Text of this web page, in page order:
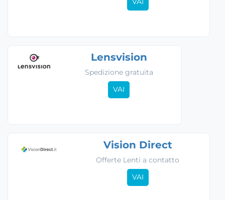
Lensvision
Spedizione gratuita
VAI
Vision Direct
Offerte Lenti a contatto
VAI